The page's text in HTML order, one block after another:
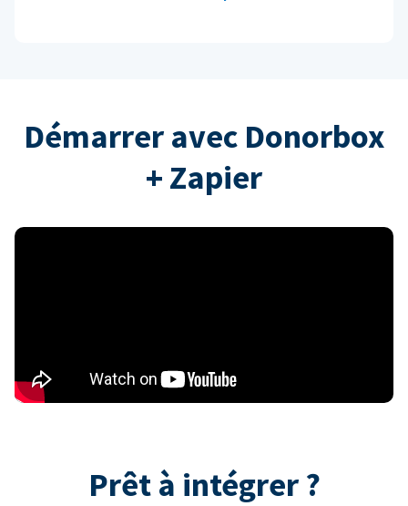
Démarrer avec Donorbox
+ Zapier
Prêt à intégrer ?